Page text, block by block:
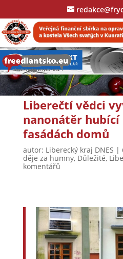
Liberečtí vědci
nanonátěr hubící
fasádách domů
autor: Liberecký kraj DNES |
děje za humny, Důležité,
komentářů